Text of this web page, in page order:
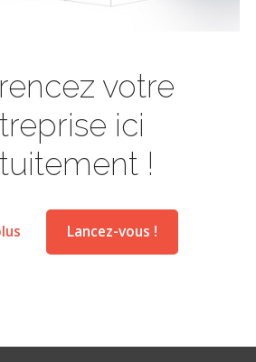
votre
ici
!
Lancez-vous !